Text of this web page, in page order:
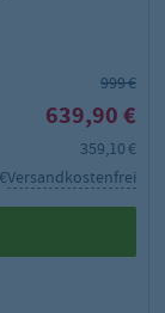
999 €
639,90 €
359,10 €
Versandkostenfrei